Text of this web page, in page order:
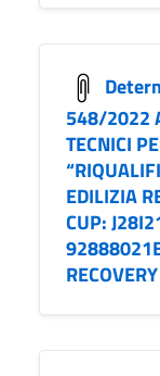
548/2022
TECNICI
EDILIZIA
CUP: